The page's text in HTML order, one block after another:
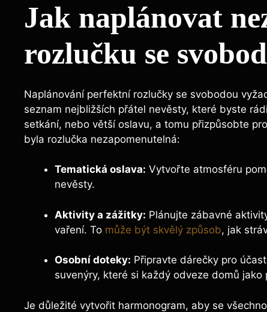
Jak naplánovat
rozlučku se
Naplánování perfektní rozlučky se​ svobodou
seznam nejbližších přátel nevěsty, ⁣které​ byste
setkání, nebo⁣ větší oslavu, a tomu přizpůsobte
byla rozlučka⁢ nezapomenutelná:
Tematická oslava: Vytvořte atmosféru
nevěsty.
Aktivity⁢ a zážitky: Plánujte ⁤zábavné
vaření.⁢ To může být skvělý ⁣způsob, jak
Osobní doteky: Připravte dárečky pro
suvenýry, které ‌si každý odveze⁢ domů jako
Je důležité vytvořit harmonogram, aby se